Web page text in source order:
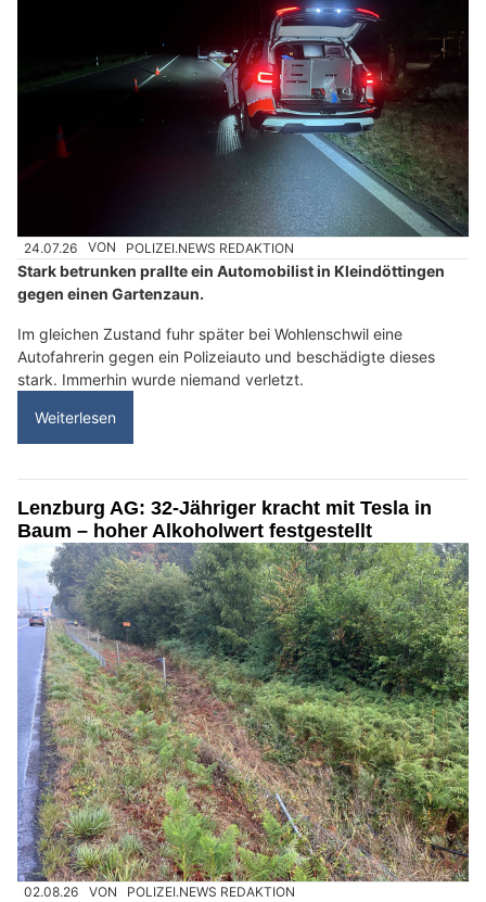
24.07.26 VON POLIZEI.NEWS REDAKTION
Stark betrunken prallte ein Automobilist in Kleindöttingen
gegen einen Gartenzaun.
Im gleichen Zustand fuhr später bei Wohlenschwil eine
Autofahrerin gegen ein Polizeiauto und beschädigte dieses
stark. Immerhin wurde niemand verletzt.
Weiterlesen
Lenzburg AG: 32-Jähriger kracht mit Tesla in
Baum – hoher Alkoholwert festgestellt
02.08.26 VON POLIZEI.NEWS REDAKTION